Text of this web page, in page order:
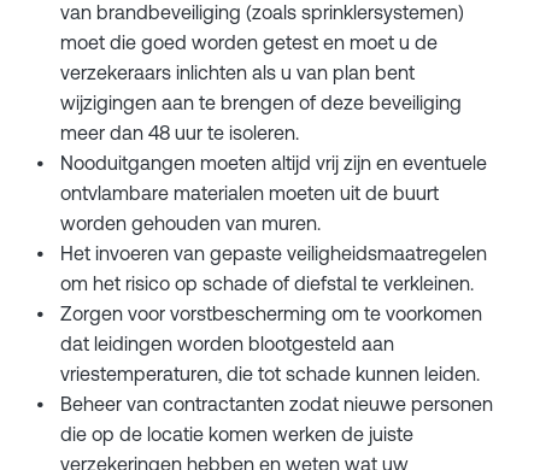
van brandbeveiliging (zoals sprinklersystemen)
moet die goed worden getest en moet u de
verzekeraars inlichten als u van plan bent
wijzigingen aan te brengen of deze beveiliging
meer dan 48 uur te isoleren.
Nooduitgangen moeten altijd vrij zijn en eventuele
ontvlambare materialen moeten uit de buurt
worden gehouden van muren.
Het invoeren van gepaste veiligheidsmaatregelen
om het risico op schade of diefstal te verkleinen.
Zorgen voor vorstbescherming om te voorkomen
dat leidingen worden blootgesteld aan
vriestemperaturen, die tot schade kunnen leiden.
Beheer van contractanten zodat nieuwe personen
die op de locatie komen werken de juiste
verzekeringen hebben en weten wat uw